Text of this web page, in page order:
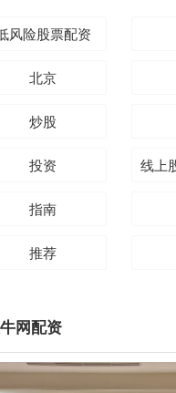
风险股票配资
北京
炒股
投资 线上
指南
推荐
网配资